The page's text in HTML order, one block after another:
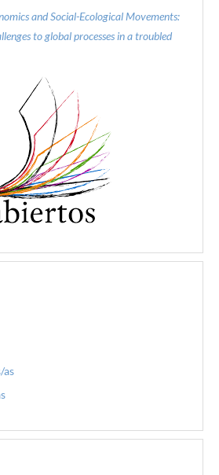
and Social-Ecological Movements:
to global processes in a troubled
as